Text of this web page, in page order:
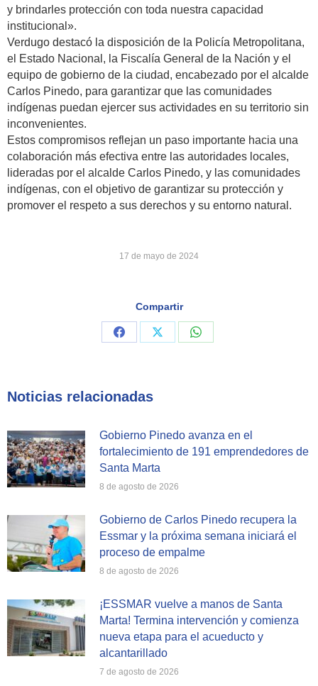
y brindarles protección con toda nuestra capacidad
institucional».
Verdugo destacó la disposición de la Policía Metropolitana,
el Estado Nacional, la Fiscalía General de la Nación y el
equipo de gobierno de la ciudad, encabezado por el alcalde
Carlos Pinedo, para garantizar que las comunidades
indígenas puedan ejercer sus actividades en su territorio sin
inconvenientes.
Estos compromisos reflejan un paso importante hacia una
colaboración más efectiva entre las autoridades locales,
lideradas por el alcalde Carlos Pinedo, y las comunidades
indígenas, con el objetivo de garantizar su protección y
promover el respeto a sus derechos y su entorno natural.
17 de mayo de 2024
Compartir
Share
Share
Share
Noticias relacionadas
Gobierno Pinedo avanza en el
fortalecimiento de 191 emprendedores de
Santa Marta
8 de agosto de 2026
Gobierno de Carlos Pinedo recupera la
Essmar y la próxima semana iniciará el
proceso de empalme
8 de agosto de 2026
¡ESSMAR vuelve a manos de Santa
Marta! Termina intervención y comienza
nueva etapa para el acueducto y
alcantarillado
7 de agosto de 2026